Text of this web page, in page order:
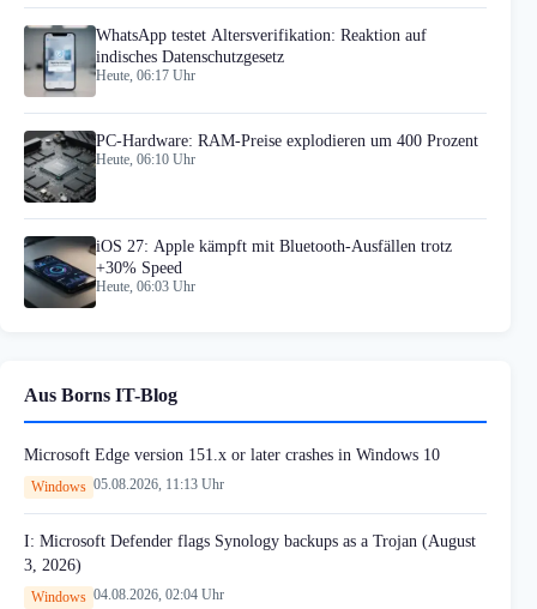
WhatsApp testet Altersverifikation: Reaktion auf
indisches Datenschutzgesetz
Heute, 06:17 Uhr
PC-Hardware: RAM-Preise explodieren um 400 Prozent
Heute, 06:10 Uhr
iOS 27: Apple kämpft mit Bluetooth-Ausfällen trotz
+30% Speed
Heute, 06:03 Uhr
Aus Borns IT-Blog
Microsoft Edge version 151.x or later crashes in Windows 10
Windows 05.08.2026, 11:13 Uhr
I: Microsoft Defender flags Synology backups as a Trojan (August
3, 2026)
Windows 04.08.2026, 02:04 Uhr